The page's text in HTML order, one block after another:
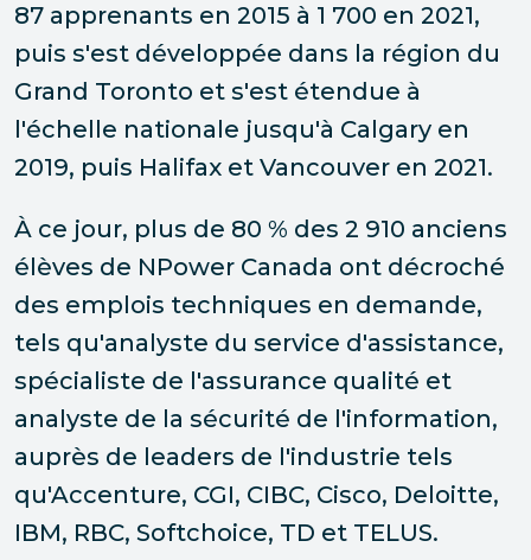
87 apprenants en 2015 à 1 700 en 2021,
puis s'est développée dans la région du
Grand Toronto et s'est étendue à
l'échelle nationale jusqu'à Calgary en
2019, puis Halifax et Vancouver en 2021.
À ce jour, plus de 80 % des 2 910 anciens
élèves de NPower Canada ont décroché
des emplois techniques en demande,
tels qu'analyste du service d'assistance,
spécialiste de l'assurance qualité et
analyste de la sécurité de l'information,
auprès de leaders de l'industrie tels
qu'Accenture, CGI, CIBC, Cisco, Deloitte,
IBM, RBC, Softchoice, TD et TELUS.